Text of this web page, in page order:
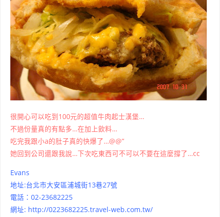
很開心可以吃到100元的超值牛肉起士漢堡…
不過份量真的有點多…在加上飲料…
吃完我跟小a的肚子真的快爆了…@@”
她回到公司還跟我說…下次吃東西可不可以不要在這麼撐了…cc
Evans
地址:台北市大安區浦城街13巷27號
電話：02-23682225
網址: http://0223682225.travel-web.com.tw/